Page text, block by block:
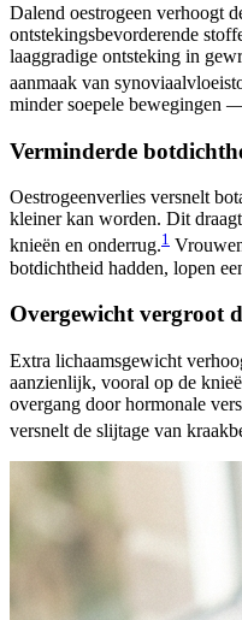
Dalend oestrogeen verhoogt
ontstekingsbevorderende
laaggradige ontsteking in
aanmaak van
minder soepele bewegingen
Verminderde
Oestrogeenverlies versnelt
kleiner kan worden. Dit
knieën en onderrug.1
botdichtheid hadden, lopen
Overgewicht vergroot
Extra lichaamsgewicht
aanzienlijk, vooral op de
overgang door hormonale
versnelt de slijtage van